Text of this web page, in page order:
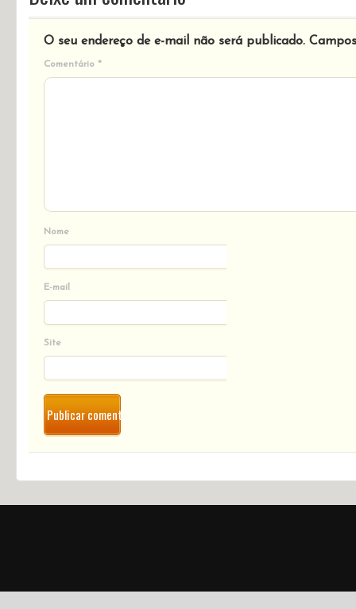
O seu endereço de e-mail não será publicado.
Comentário *
Nome
E-mail
Site